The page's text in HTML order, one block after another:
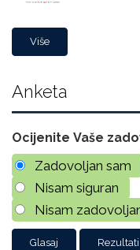
Više
Anketa
Ocijenite Vaše
Zadovoljan sam
Nisam siguran
Nisam
Rezultati